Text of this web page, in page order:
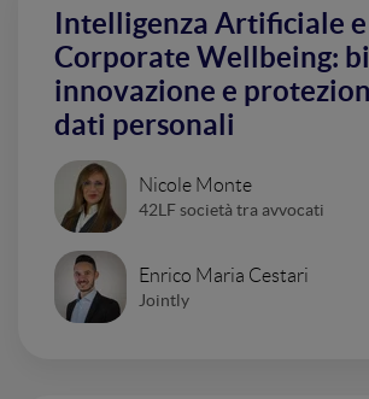
Intelligenza Artificiale e
Corporate Wellbeing:
innovazione e
dati personali
Nicole Monte
42LF società tra avvocati
Enrico Maria Cestari
Jointly